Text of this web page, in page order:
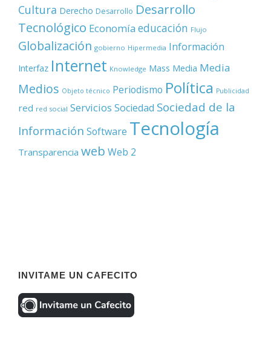
Cultura Derecho Desarrollo Desarrollo
Tecnológico Economía educación Flujo
Globalización gobierno Hipermedia Información
Interfaz Internet Knowledge Mass Media Media
Medios Objeto técnico Periodismo Política Publicidad
red red social Servicios Sociedad Sociedad de la
Información Software Tecnología
Transparencia web Web 2
INVITAME UN CAFECITO